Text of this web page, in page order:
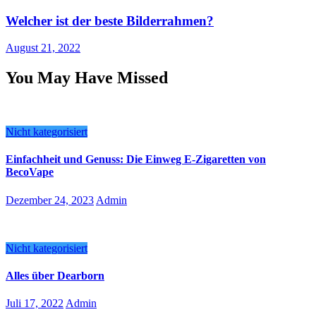
Welcher ist der beste Bilderrahmen?
August 21, 2022
You May Have Missed
Nicht kategorisiert
Einfachheit und Genuss: Die Einweg E-Zigaretten von
BecoVape
Dezember 24, 2023 Admin
Nicht kategorisiert
Alles über Dearborn
Juli 17, 2022 Admin